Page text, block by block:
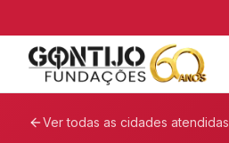
Ver todas as cidades atendidas